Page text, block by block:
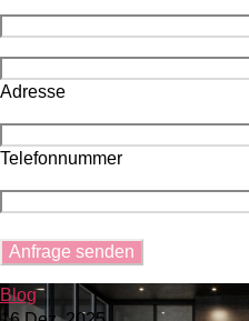
Adresse
Telefonnummer
Blog